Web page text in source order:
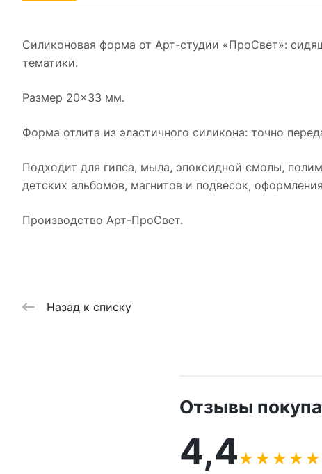
Силиконовая форма от Арт-студии «ПроСвет»:
тематики.
Размер 20×33 мм.
Форма отлита из эластичного силикона: точно
Подходит для гипса, мыла, эпоксидной смолы,
детских альбомов, магнитов и подвесок,
Производство Арт-ПроСвет.
Назад к списку
Отзывы
4,4★ ★ ★ ★ ★